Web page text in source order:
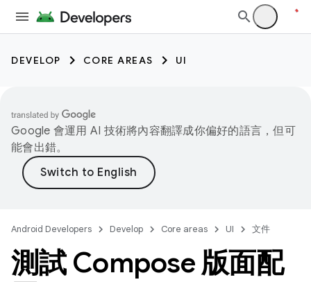
DEVELOP CORE AREAS UI
Google 會運用 AI 技術將內容翻譯成你偏好的語言，但可
能會出錯。
Android Developers Develop Core areas UI 文件
測試 Compose 版面配